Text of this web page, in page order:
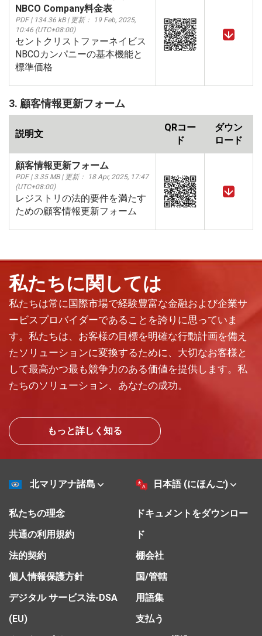
NBCO Company料金表
PDF | 134.36 kB | 更新： 19 Feb, 2025,
10:46 (UTC+08:00)
セントクリストファーネイビス
NBCOカンパニーの基本機能と
標準価格
3. 顧客情報更新フォーム
説明文
QRコー
ド
ダウン
ロード
顧客情報更新フォーム
PDF | 3.35 MB | 更新： 18 Apr, 2025, 17:47
(UTC+08:00)
レジストリの法的要件を満たす
ための顧客情報更新フォーム
私たちに関しては
私たちは常に国際市場で経験豊富な金融および企業サ
ービスプロバイダーであることを誇りに思っていま
す。私たちは、お客様の目標を明確な行動計画を備え
たソリューションに変換するために、大切なお客様と
して最高かつ最も競争力のある価値を提供します。私
たちのソリューション、あなたの成功。
もっと詳しく知る
北マリアナ諸島 日本語 (にほんご)
私たちの理念
共通の利用規約
法的契約
個人情報保護方針
デジタル サービス法-DSA
(EU)
ドキュメントをダウンロー
ド
棚会社
国/管轄
用語集
支払う